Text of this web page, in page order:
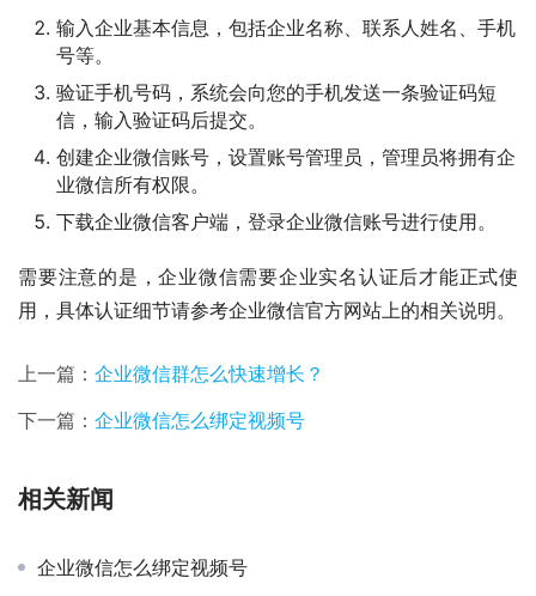
输入企业基本信息，包括企业名称、联系人姓名、手机
号等。
验证手机号码，系统会向您的手机发送一条验证码短
信，输入验证码后提交。
创建企业微信账号，设置账号管理员，管理员将拥有企
业微信所有权限。
下载企业微信客户端，登录企业微信账号进行使用。
需要注意的是，企业微信需要企业实名认证后才能正式使
用，具体认证细节请参考企业微信官方网站上的相关说明。
上一篇： 企业微信群怎么快速增长？
下一篇： 企业微信怎么绑定视频号
相关新闻
企业微信怎么绑定视频号